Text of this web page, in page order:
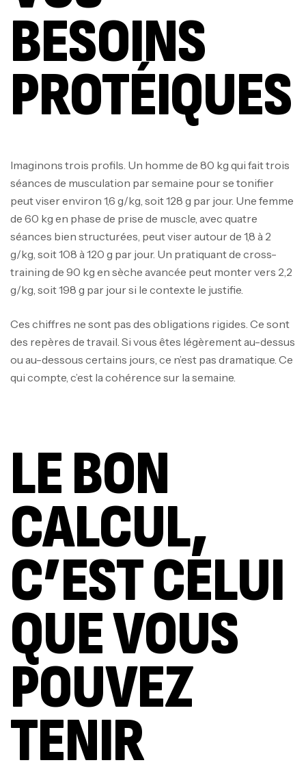
BESOINS
PROTÉIQUES
Imaginons trois profils. Un homme de 80 kg qui fait trois
séances de musculation par semaine pour se tonifier
peut viser environ 1,6 g/kg, soit 128 g par jour. Une femme
de 60 kg en phase de prise de muscle, avec quatre
séances bien structurées, peut viser autour de 1,8 à 2
g/kg, soit 108 à 120 g par jour. Un pratiquant de cross-
training de 90 kg en sèche avancée peut monter vers 2,2
g/kg, soit 198 g par jour si le contexte le justifie.
Ces chiffres ne sont pas des obligations rigides. Ce sont
des repères de travail. Si vous êtes légèrement au-dessus
ou au-dessous certains jours, ce n’est pas dramatique. Ce
qui compte, c’est la cohérence sur la semaine.
LE BON
CALCUL,
C’EST CELUI
QUE VOUS
POUVEZ
TENIR